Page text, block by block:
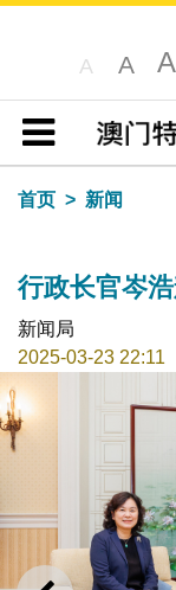
A A A
目录
首页
新闻
行政长官岑
新闻局
2025-03-23 22:11